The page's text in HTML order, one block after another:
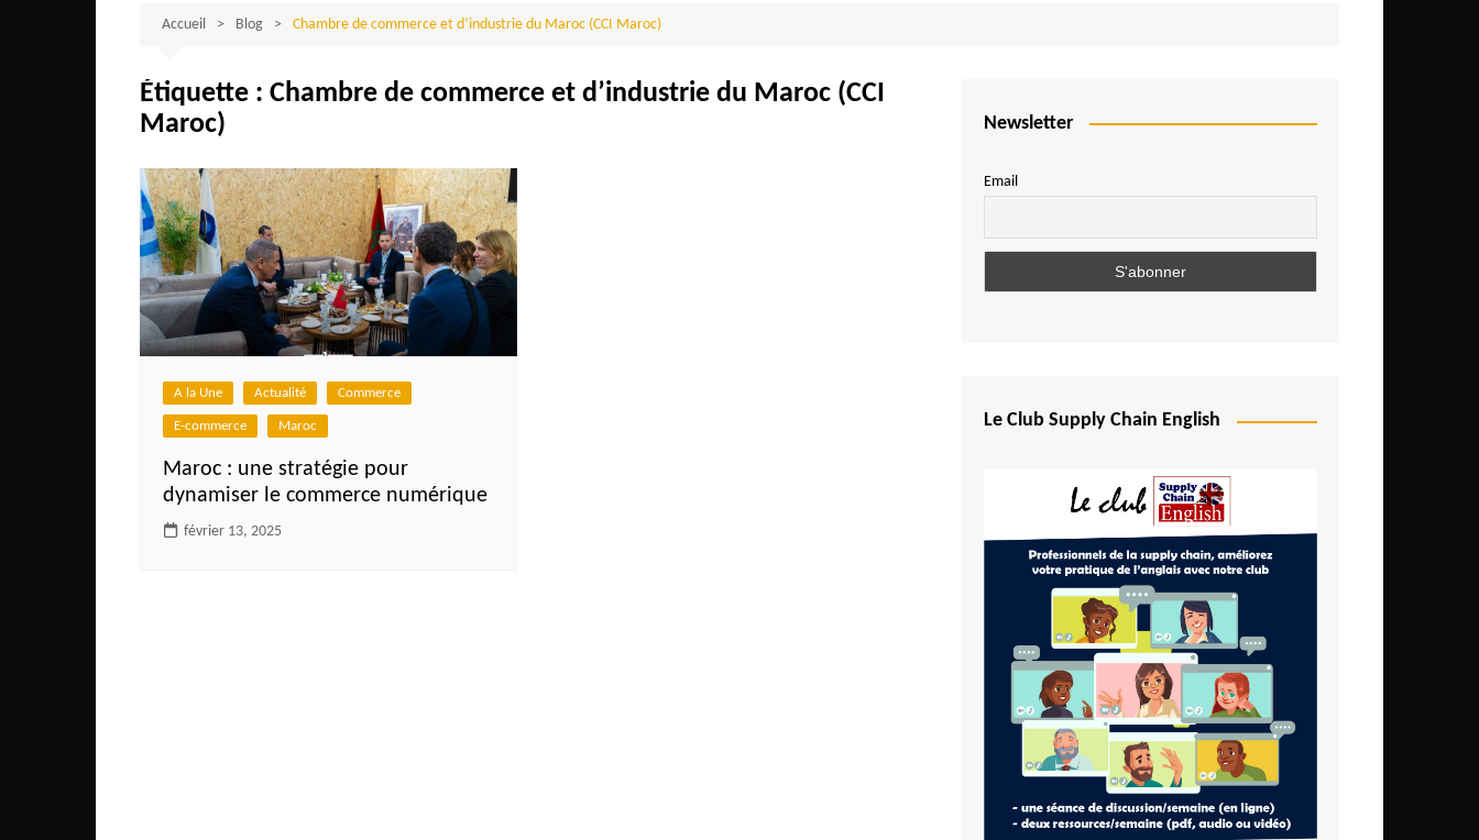
Transport routier
Algérie
Bénin
Burundi
Bostwana
Cameroun
Centrafrique
Comores
Côte d’Ivoire
Djibouti
Ethiopie
Accueil Blog Chambre de commerce et d’industrie du Maroc (CCI Maroc)
Étiquette : Chambre de commerce et d’industrie du Maroc (CCI
Maroc)
A la Une Actualité Commerce
E-commerce Maroc
Maroc : une stratégie pour
dynamiser le commerce numérique
février 13, 2025
Newsletter
Email
Le Club Supply Chain English